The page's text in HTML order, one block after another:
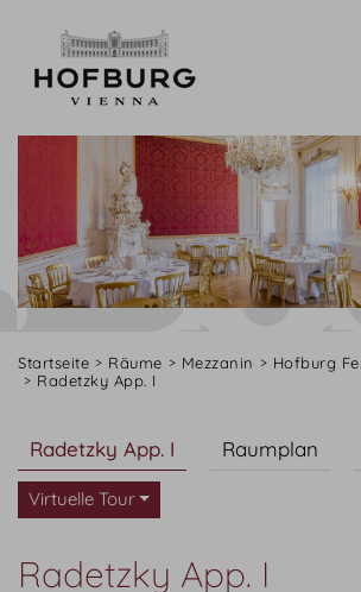
Startseite Räume Mezzanin
Hofburg
Radetzky App. I
Radetzky App. I Raumplan
Virtuelle Tour
Radetzky App. I